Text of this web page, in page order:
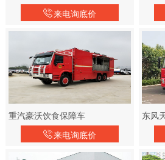
来电询底价
重汽豪沃饮食保障车
来电询底价
东风